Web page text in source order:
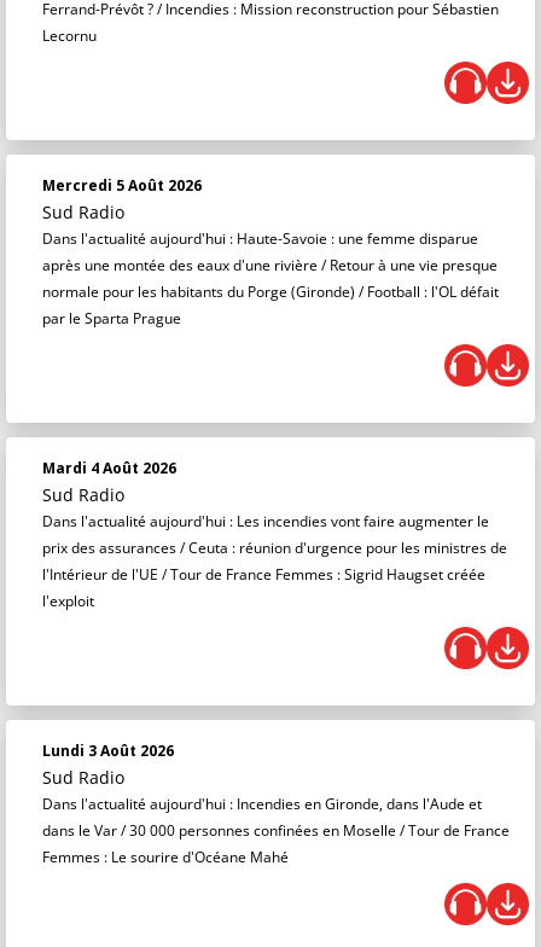
Ferrand-Prévôt ? / Incendies : Mission reconstruction pour Sébastien
Lecornu
Mercredi 5 Août 2026
Sud Radio
Dans l'actualité aujourd'hui : Haute-Savoie : une femme disparue
après une montée des eaux d'une rivière / Retour à une vie presque
normale pour les habitants du Porge (Gironde) / Football : l'OL défait
par le Sparta Prague
Mardi 4 Août 2026
Sud Radio
Dans l'actualité aujourd'hui : Les incendies vont faire augmenter le
prix des assurances / Ceuta : réunion d'urgence pour les ministres de
l'Intérieur de l'UE / Tour de France Femmes : Sigrid Haugset créée
l'exploit
Lundi 3 Août 2026
Sud Radio
Dans l'actualité aujourd'hui : Incendies en Gironde, dans l'Aude et
dans le Var / 30 000 personnes confinées en Moselle / Tour de France
Femmes : Le sourire d'Océane Mahé